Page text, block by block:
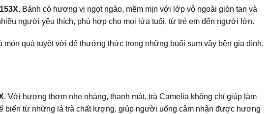
. Bánh có hương vị ngọt ngào, mềm mịn với lớp vỏ ngoài giòn tan và
người yêu thích, phù hợp cho mọi lứa tuổi, từ trẻ em đến người lớn.
quà tuyệt vời để thưởng thức trong những buổi sum vầy bên gia đình,
. Với hương thơm nhẹ nhàng, thanh mát, trà Camelia không chỉ giúp làm
biến từ những lá trà chất lượng, giúp người uống cảm nhận được hương